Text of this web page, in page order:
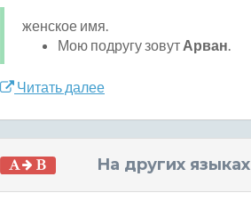
женское имя.
Мою подругу зовут Арван.
Читать далее
На других языках